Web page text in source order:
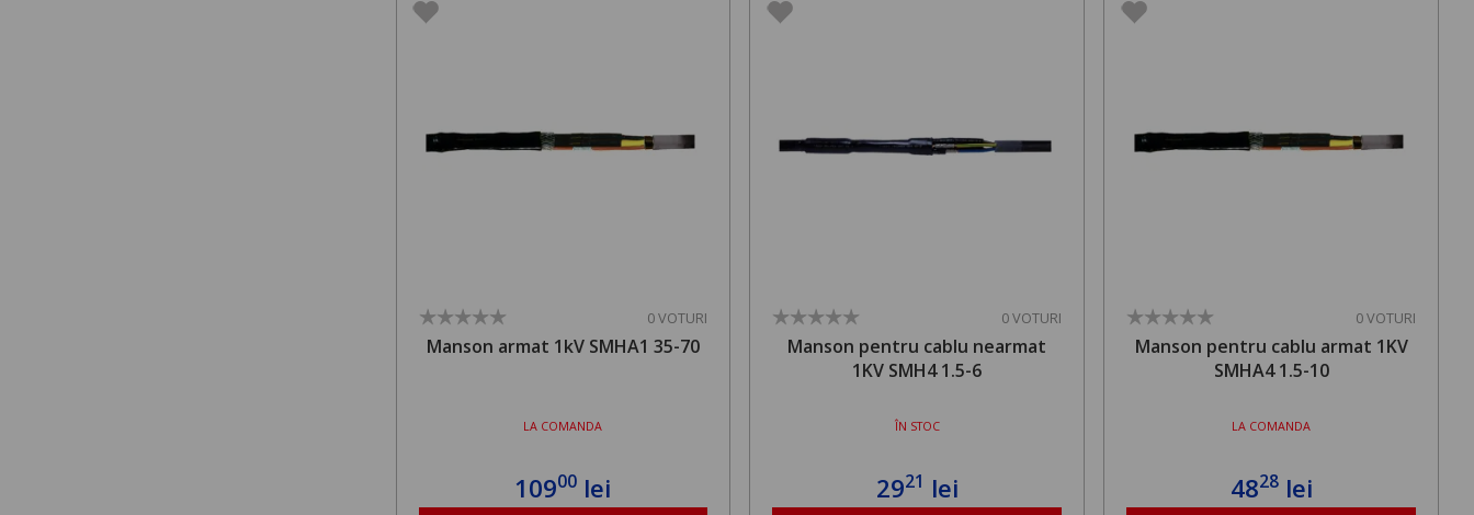
0 VOTURI
Manson armat 1kV SMHA1 35-70
LA COMANDA
10900 lei
0 VOTURI
Manson pentru cablu nearmat
1KV SMH4 1.5-6
ÎN STOC
2921 lei
0 VOTURI
Manson pentru cablu armat 1KV
SMHA4 1.5-10
LA COMANDA
4828lei